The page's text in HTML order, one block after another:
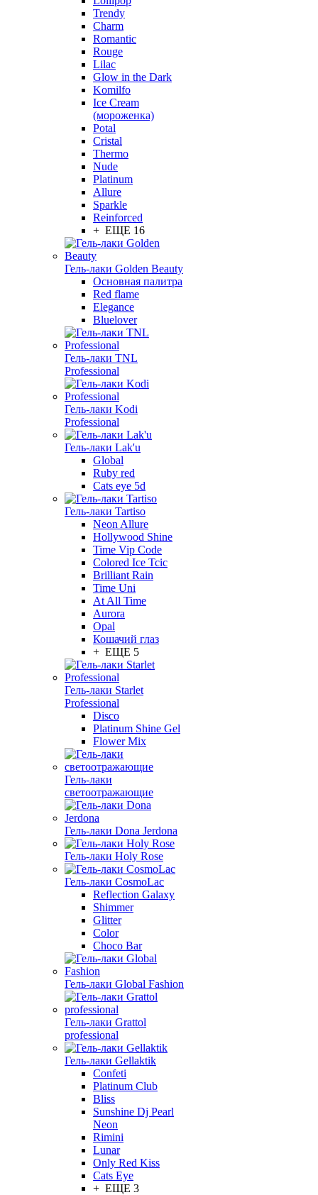
Trendy
Charm
Romantic
Rouge
Lilac
Glow in the Dark
Komilfo
Ice Cream
(мороженка)
Potal
Cristal
Thermo
Nude
Platinum
Allure
Sparkle
Reinforced
+ ЕЩЕ 16
Гель-лаки Golden Beauty
Основная палитра
Red flame
Elegance
Bluelover
Гель-лаки TNL
Professional
Гель-лаки Kodi
Professional
Гель-лаки Lak'u
Global
Ruby red
Cats eye 5d
Гель-лаки Tartiso
Neon Allure
Hollywood Shine
Time Vip Code
Colored Ice Tcic
Brilliant Rain
Time Uni
At All Time
Aurora
Opal
Кошачий глаз
+ ЕЩЕ 5
Гель-лаки Starlet
Professional
Disco
Platinum Shine Gel
Flower Mix
Гель-лаки
светоотражающие
Гель-лаки Dona Jerdona
Гель-лаки Holy Rose
Гель-лаки CosmoLac
Reflection Galaxy
Shimmer
Glitter
Color
Choco Bar
Гель-лаки Global Fashion
Гель-лаки Grattol
professional
Гель-лаки Gellaktik
Confeti
Platinum Club
Bliss
Sunshine Dj Pearl
Neon
Rimini
Lunar
Only Red Kiss
Cats Eye
+ ЕЩЕ 3